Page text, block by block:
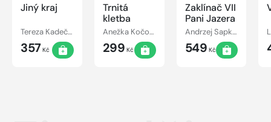
Jiný kraj
Tereza Kadečková, Tereza Matoušková
357Kč
Trnitá
kletba
Anežka Kočová
299 Kč
Zaklínač VII
Pani Jazera
Andrzej Sapkowski
549 Kč